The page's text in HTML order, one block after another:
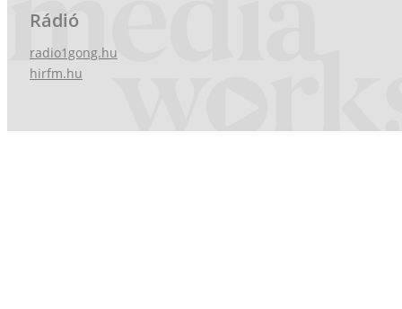
Rádió
radio1gong.hu
hirfm.hu